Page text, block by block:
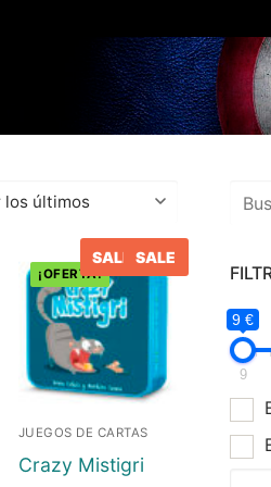
¡OFERTA!
JUEGOS DE CARTAS
SALE SALE
Crazy Mistigri
9 €
9